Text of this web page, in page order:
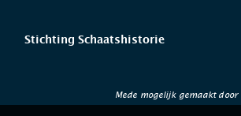
Stichting Schaatshistorie
Mede mogelijk gemaakt door